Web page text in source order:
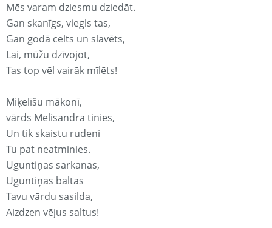
Mēs varam dziesmu dziedāt.
Gan skanīgs, viegls tas,
Gan godā celts un slavēts,
Lai, mūžu dzīvojot,
Tas top vēl vairāk mīlēts!
Miķelīšu mākonī,
vārds Melisandra tinies,
Un tik skaistu rudeni
Tu pat neatminies.
Uguntiņas sarkanas,
Uguntiņas baltas
Tavu vārdu sasilda,
Aizdzen vējus saltus!